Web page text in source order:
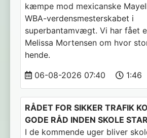
kæmpe mod mexicanske
WBA-verdensmesterskabet i
superbantamvægt. Vi har fået
Melissa Mortensen om hvor
hende.
06-08-2026 07:40 1:46
RÅDET FOR SIKKER TRAFIK
GODE RÅD INDEN SKOLE
I de kommende uger bliver